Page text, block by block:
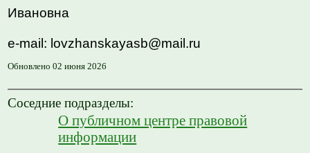
Ивановна
e-mail: lovzhanskayasb@mail.ru
Обновлено 02 июня 2026
Соседние подразделы:
О публичном центре правовой
информации